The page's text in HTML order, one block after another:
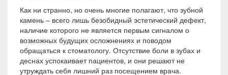
Как ни странно, но очень многие полагают, что зубной
камень – всего лишь безобидный эстетический дефект,
наличие которого не является первым сигналом о
возможных будущих осложнениях и поводом
обращаться к стоматологу. Отсутствие боли в зубах и
деснах успокаивает пациентов, и они решают не
утруждать себя лишний раз посещением врача.